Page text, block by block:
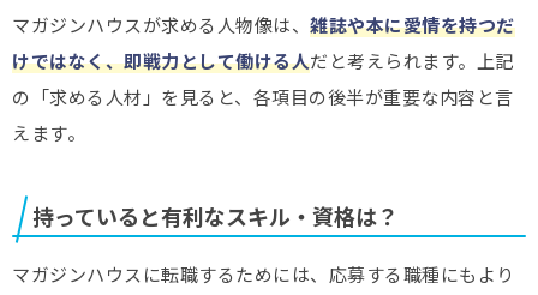
マガジンハウスが求める人物像は、 雑誌や本に愛情を持つだ
けではなく、即戦力として働ける人だと考えられます。上記
の「求める人材」を見ると、各項目の後半が重要な内容と言
えます。
持っていると有利なスキル・資格は？
マガジンハウスに転職するためには、応募する職種にもより